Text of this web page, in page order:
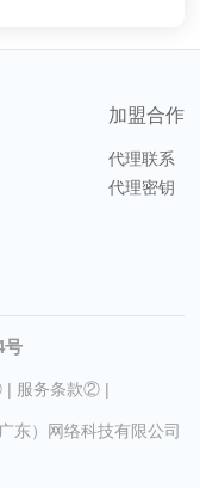
加盟合作
代理联系
代理密钥
号
| 服务条款② |
东）网络科技有限公司